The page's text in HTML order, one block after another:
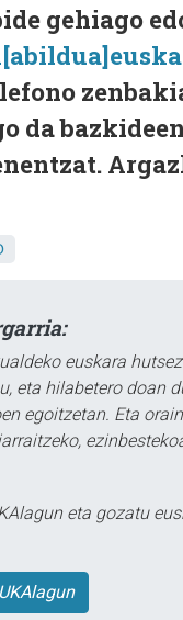
gehiago
da
euskara
eta hilabetero doan
egoitzetan. Eta
eta gozatu